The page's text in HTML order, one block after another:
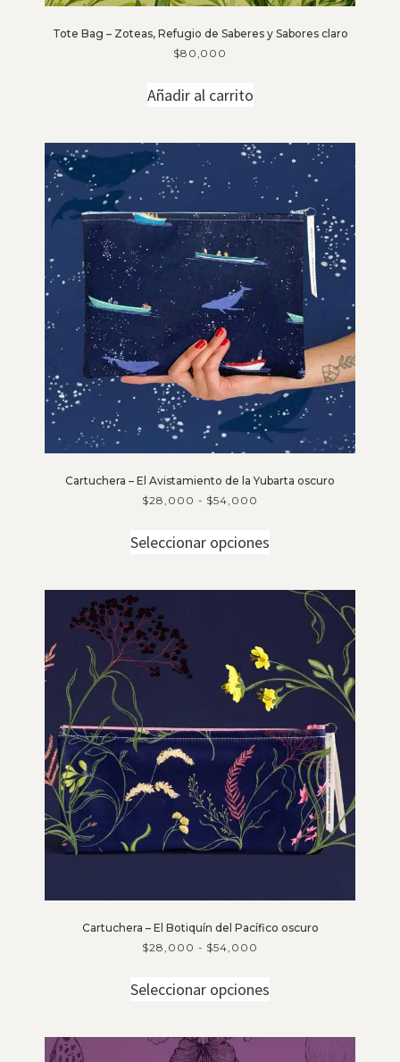
Tote Bag – Zoteas, Refugio de Saberes y Sabores claro
$80,000
Añadir al carrito
Cartuchera – El Avistamiento de la Yubarta oscuro
$28,000 - $54,000
Seleccionar opciones
Cartuchera – El Botiquín del Pacífico oscuro
$28,000 - $54,000
Seleccionar opciones